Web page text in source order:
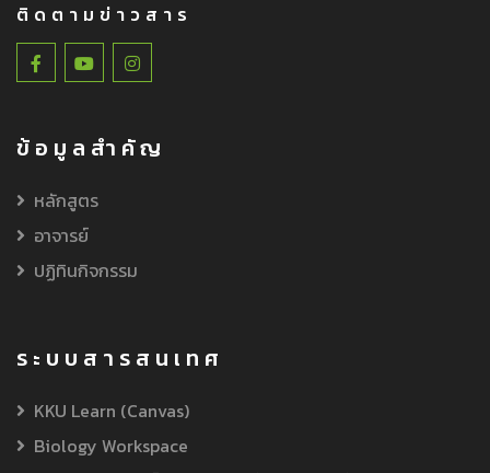
ติดตามข่าวสาร
ข้อมูลสำคัญ
หลักสูตร
อาจารย์
ปฏิทินกิจกรรม
ระบบสารสนเทศ
KKU Learn (Canvas)
Biology Workspace